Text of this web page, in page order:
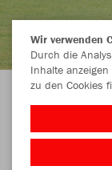
Herzlich
Wir verwenden
Durch die
Inhalte
zu den Cookies